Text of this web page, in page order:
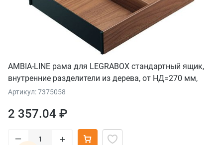
AMBIA-LINE рама для LEGRABOX стандартный ящик,
внутренние разделители из дерева, от НД=270 мм,
ширина=242 мм, орех "Теннесси"/терра-черный
Артикул: 7375058
2 357.04 ₽
– +